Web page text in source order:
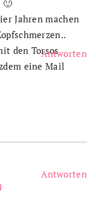
🙂
Jahren machen
den Torsos
eine Mail
Antworten
Antworten